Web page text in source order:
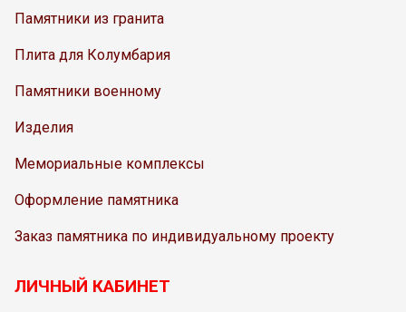
Памятники из гранита
Плита для Колумбария
Памятники военному
Изделия
Мемориальные комплексы
Оформление памятника
Заказ памятника по индивидуальному проекту
ЛИЧНЫЙ КАБИНЕТ